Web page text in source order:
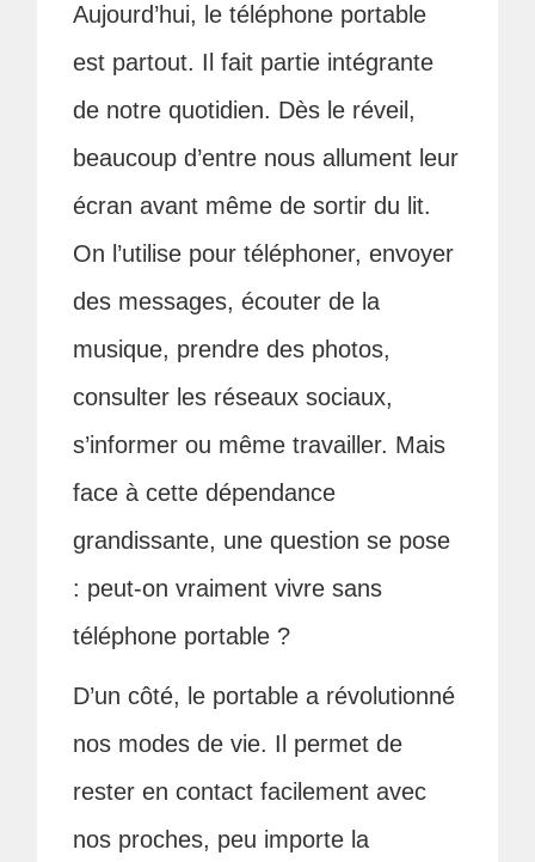
Aujourd’hui, le téléphone portable
est partout. Il fait partie intégrante
de notre quotidien. Dès le réveil,
beaucoup d’entre nous allument leur
écran avant même de sortir du lit.
On l’utilise pour téléphoner, envoyer
des messages, écouter de la
musique, prendre des photos,
consulter les réseaux sociaux,
s’informer ou même travailler. Mais
face à cette dépendance
grandissante, une question se pose
: peut-on vraiment vivre sans
téléphone portable ?
D’un côté, le portable a révolutionné
nos modes de vie. Il permet de
rester en contact facilement avec
nos proches, peu importe la